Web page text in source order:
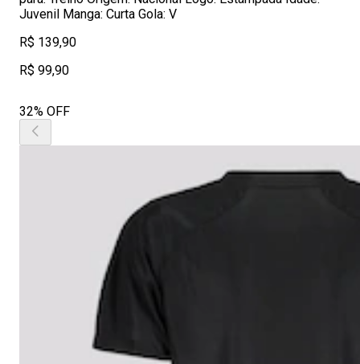
Juvenil Manga: Curta Gola: V
R$ 139,90
R$ 99,90
32% OFF